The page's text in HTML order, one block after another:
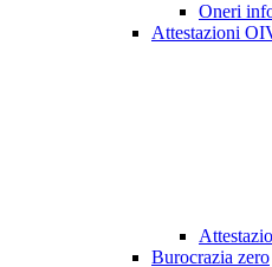
Oneri
Attestazioni
Burocrazia zero